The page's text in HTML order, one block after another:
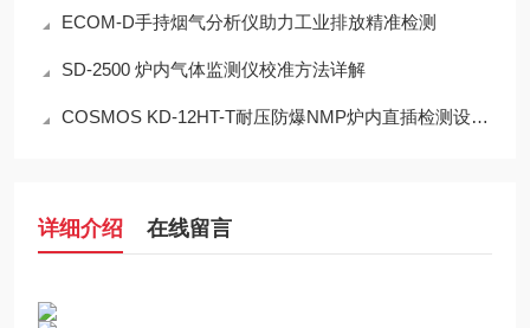
ECOM-D手持烟气分析仪助力工业排放精准检测
SD-2500 炉内气体监测仪校准方法详解
COSMOS KD-12HT-T耐压防爆NMP炉内直插检测设备工程设计指南
详细介绍 在线留言